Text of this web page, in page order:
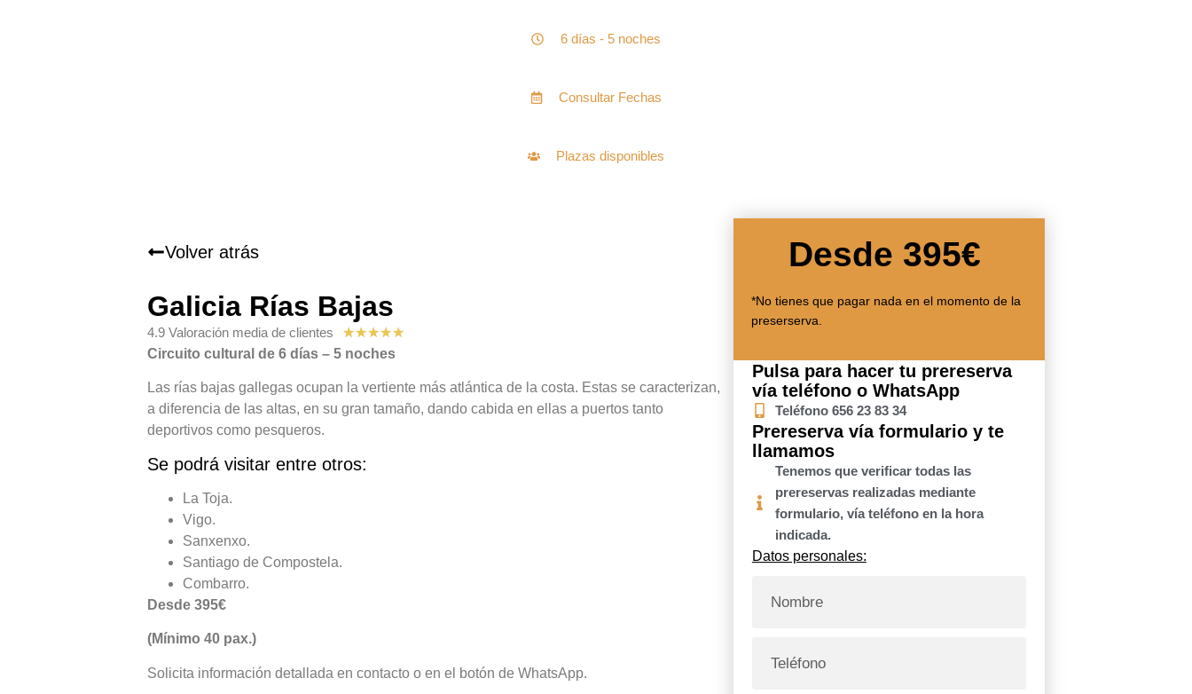
6 días - 5 noches
Consultar Fechas
Plazas disponibles
Volver atrás
Galicia Rías Bajas
4.9 Valoración media de clientes ★★★★★
Circuito cultural de 6 días – 5 noches
Las rías bajas gallegas ocupan la vertiente más atlántica de la costa. Estas se caracterizan,
a diferencia de las altas, en su gran tamaño, dando cabida en ellas a puertos tanto
deportivos como pesqueros.
Se podrá visitar entre otros:
La Toja.
Vigo.
Sanxenxo.
Santiago de Compostela.
Combarro.
Desde 395€
(Mínimo 40 pax.)
Solicita información detallada en contacto o en el botón de WhatsApp.
Desde 395€
*No tienes que pagar nada en el momento de la
preserserva.
Pulsa para hacer tu prereserva
vía teléfono o WhatsApp
Teléfono 656 23 83 34
Prereserva vía formulario y te
llamamos
Tenemos que verificar todas las
prereservas realizadas mediante
formulario, vía teléfono en la hora
indicada.
Datos personales: